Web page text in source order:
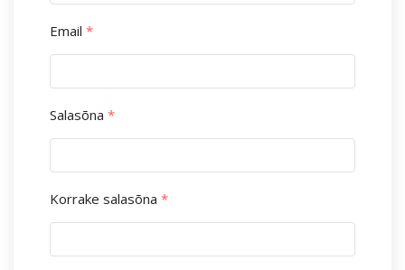
Email *
Salasõna *
Korrake salasõna *